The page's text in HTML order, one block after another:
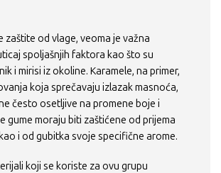
zaštite od vlage, veoma je važna
spoljašnjih faktora kao što su
i mirisi iz okoline. Karamele, na primer,
koja sprečavaju izlazak masnoća,
često osetljive na promene boje i
gume moraju biti zaštićene od prijema
i od gubitka svoje specifične arome.
koji se koriste za ovu grupu